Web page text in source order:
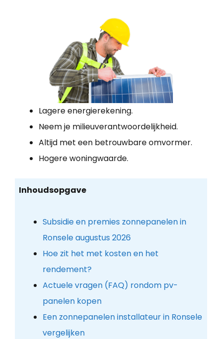
Lagere energierekening.
Neem je milieuverantwoordelijkheid.
Altijd met een betrouwbare omvormer.
Hogere woningwaarde.
Inhoudsopgave
Subsidie en premies zonnepanelen in
Ronsele augustus 2026
Hoe zit het met kosten en het
rendement?
Actuele vragen (FAQ) rondom pv-
panelen kopen
Een zonnepanelen installateur in Ronsele
vergelijken